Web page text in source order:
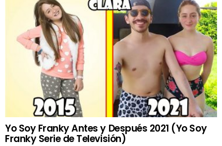
Yo Soy Franky Antes y Después 2021 (Yo Soy
Franky Serie de Televisión)